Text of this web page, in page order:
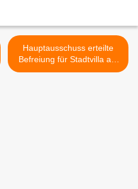
Hauptausschuss erteilte
Befreiung für Stadtvilla auf
letzter Baulücke im